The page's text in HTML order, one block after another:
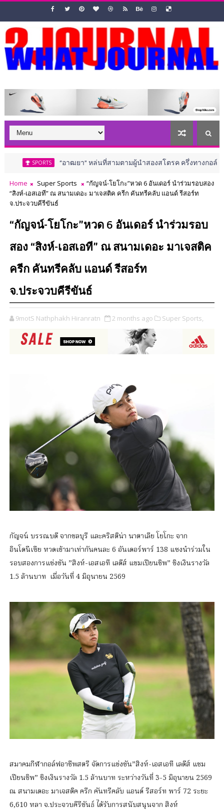
“อาฒยา” หล่นที่สามตามผู้นำสองสโตรค ครึ่งทางกอล์ฟ เอไอจี วีเม
Home Super Sports
“กัญจน์-โยโกะ”หวด 6 อันเดอร์ นำร่วมรอบสอง
“สิงห์-เอสเอที” ณ สนามเดอะ มาเจสติค ครีก คันทรีคลับ แอนด์ รีสอร์ท
จ.ประจวบคีรีขันธ์
“กัญจน์-โยโกะ”หวด 6 อันเดอร์ นำร่วมรอบ
สอง “สิงห์-เอสเอที” ณ สนามเดอะ มาเจสติค
ครีก คันทรีคลับ แอนด์ รีสอร์ท
จ.ประจวบคีรีขันธ์
9motS Nathphakh Hiranratn 2 months ago Super Sports,
กัญจน์ บรรณบดี จากชลบุรี และคริสติน่า นาตาเลีย โยโกะ จาก
อินโดนีเซีย หวดเข้ามาเท่ากันคนละ 6 อันเดอร์พาร์ 138 แซงนำร่วมใน
รอบสองการแข่งขัน ”สิงห์-เอสเอที เลดีส์ แชมเปียนชิพ” ชิงเงินรางวัล
1.5 ล้านบาท เมื่อวันที่ 4 มิถุนายน 2569
สมาคมกีฬากอล์ฟอาชีพสตรี จัดการแข่งขัน”สิงห์-เอสเอที เลดีส์ แชม
เปียนชิพ” ชิงเงินรางวัล 1.5 ล้านบาท ระหว่างวันที่ 3-5 มิถุนายน 2569
ณ สนามเดอะ มาเจสติค ครีก คันทรีคลับ แอนด์ รีสอร์ท พาร์ 72 ระยะ
6,610 หลา จ.ประจวบคีรีขันธ์ ได้รับการสนับสนุนจาก สิงห์